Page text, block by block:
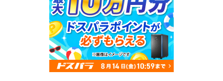
Rentry（レントリー）なら全てのGoProに、GoPro公式
が推奨するSanDiskのSDカードが付属するので安心です